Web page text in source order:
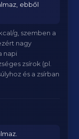
ebből
g, szemben a
nagy
napi
zsírok (pl.
és a zsírban